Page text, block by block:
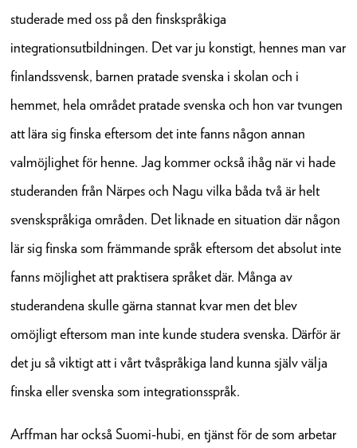
studerade med oss på den finskspråkiga
integrationsutbildningen. Det var ju konstigt, hennes man var
finlandssvensk, barnen pratade svenska i skolan och i
hemmet, hela området pratade svenska och hon var tvungen
att lära sig finska eftersom det inte fanns någon annan
valmöjlighet för henne. Jag kommer också ihåg när vi hade
studeranden från Närpes och Nagu vilka båda två är helt
svenskspråkiga områden. Det liknade en situation där någon
lär sig finska som främmande språk eftersom det absolut inte
fanns möjlighet att praktisera språket där. Många av
studerandena skulle gärna stannat kvar men det blev
omöjligt eftersom man inte kunde studera svenska. Därför är
det ju så viktigt att i vårt tvåspråkiga land kunna själv välja
finska eller svenska som integrationsspråk.
Arffman har också Suomi-hubi, en tjänst för de som arbetar